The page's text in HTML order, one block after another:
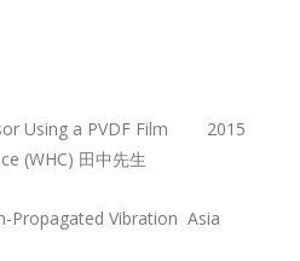
Using a PVDF Film 2015
(WHC) 田中先生
Propagated Vibration Asia